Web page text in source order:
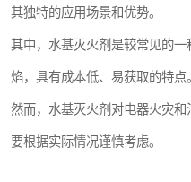
其独特的应用场景和优势。
其中，水基灭火剂是较常见的
焰，具有成本低、易获取的特点。
然而，水基灭火剂对电器火灾
要根据实际情况谨慎考虑。